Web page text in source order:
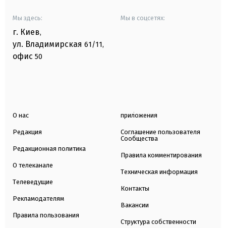
Мы здесь:
г. Киев,
ул. Владимирская 61/11,
офис 50
Мы в соцсетях:
О нас
Редакция
Редакционная политика
О телеканале
Телеведущие
Рекламодателям
Правила пользования
приложения
Соглашение пользователя
Сообщества
Правила комментирования
Техническая информация
Контакты
Вакансии
Структура собственности